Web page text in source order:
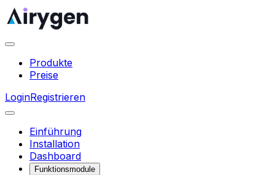
Produkte
Preise
LoginRegistrieren
Einführung
Installation
Dashboard
Funktionsmodule